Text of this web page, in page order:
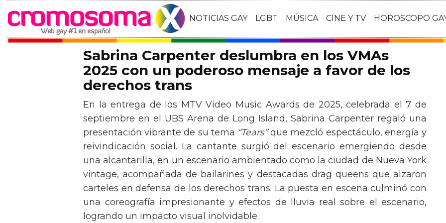
NOTICIAS GAY LGBT MÚSICA CINE Y TV HOROSCOPO
Sabrina Carpenter deslumbra en los VMAs
2025 con un poderoso mensaje a favor de los
derechos trans
En la entrega de los MTV Video Music Awards de 2025, celebrada el 7 de
septiembre en el UBS Arena de Long Island, Sabrina Carpenter regaló una
presentación vibrante de su tema “Tears”que mezcló espectáculo, energía y
reivindicación social. La cantante surgió del escenario emergiendo desde
una alcantarilla, en un escenario ambientado como la ciudad de Nueva York
vintage, acompañada de bailarines y destacadas drag queens que alzaron
carteles en defensa de los derechos trans. La puesta en escena culminó con
una coreografía impresionante y efectos de lluvia real sobre el escenario,
logrando un impacto visual inolvidable.